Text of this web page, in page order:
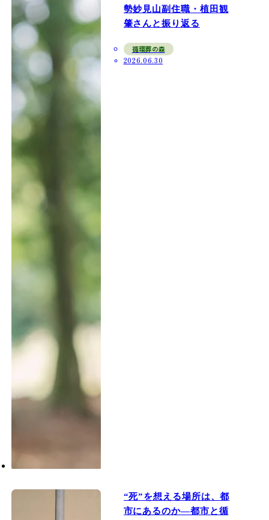
勢妙見山副住職・植田観
肇さんと振り返る
循環葬の森
2026.06.30
“死”を想える場所は、都
市にあるのか—都市と循